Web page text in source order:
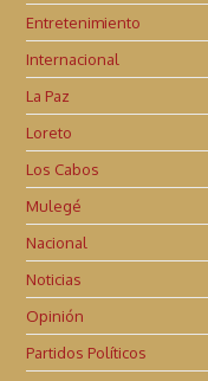
Entretenimiento
Internacional
La Paz
Loreto
Los Cabos
Mulegé
Nacional
Noticias
Opinión
Partidos Políticos